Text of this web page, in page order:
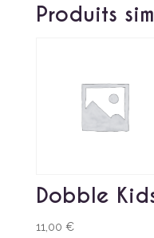
Produits
Dobble
11,00 €